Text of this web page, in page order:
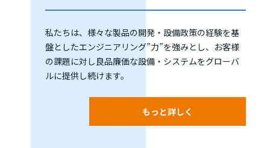
私たちは、様々な製品の開発・設備政策の経験を基
盤としたエンジニアリング”力”を強みとし、お客様
の課題に対し良品廉価な設備・システムをグローバ
ルに提供し続けます。
もっと詳しく